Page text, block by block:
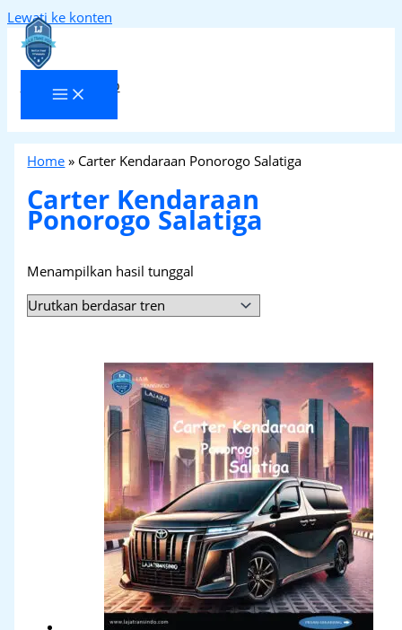
Lewati ke konten
Laja Transindo
Home » Carter Kendaraan Ponorogo Salatiga
Carter Kendaraan
Ponorogo Salatiga
Menampilkan hasil tunggal